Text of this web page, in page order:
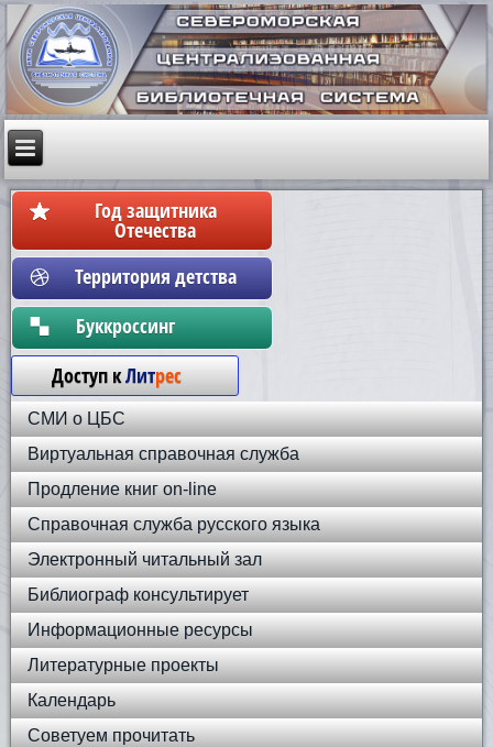
Год защитника
Отечества
Территория детства
Бyккpoccинг
Доступ кЛитрес
СМИ о ЦБС
Виртуальная справочная служба
Продление книг on-line
Справочная служба русского языка
Электронный читальный зал
Библиограф консультирует
Информационные ресурсы
Литературные проекты
Календарь
Советуем прочитать